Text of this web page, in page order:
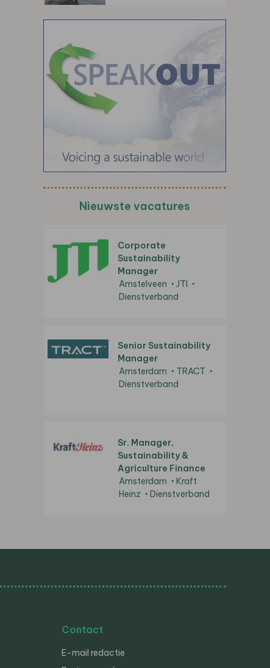
Nieuwste vacatures
Corporate
Sustainability
Manager
Amstelveen
JTI
Dienstverband
Senior Sustainability
Manager
Amsterdam
TRACT
Dienstverband
Sr. Manager,
Sustainability &
Agriculture Finance
Amsterdam
Kraft
Heinz
Dienstverband
Contact
E-mail redactie